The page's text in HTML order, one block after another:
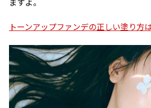
トーンアップファンデの正しい塗り方